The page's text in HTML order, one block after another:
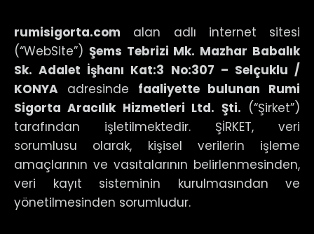
rumisigorta.com alan adlı internet sitesi
(“WebSite”) Şems Tebrizi Mk. Mazhar Babalık
Sk. Adalet İşhanı Kat:3 No:307 – Selçuklu /
KONYA adresinde faaliyette bulunan Rumi
Sigorta Aracılık Hizmetleri Ltd. Şti. (“Şirket”)
tarafından işletilmektedir. ŞİRKET, veri
sorumlusu olarak, kişisel verilerin işleme
amaçlarının ve vasıtalarının belirlenmesinden,
veri kayıt sisteminin kurulmasından ve
yönetilmesinden sorumludur.